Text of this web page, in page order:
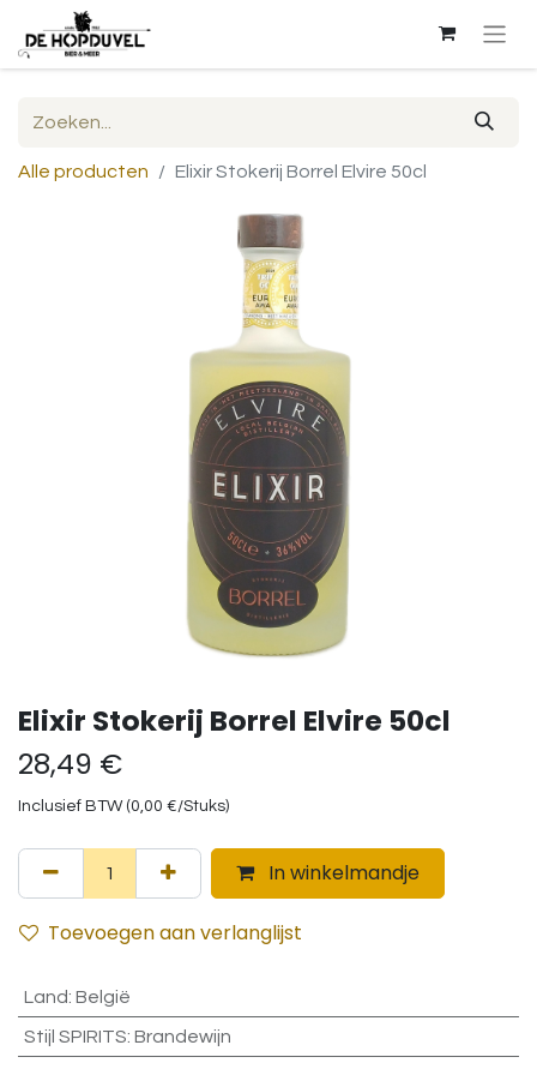
Alle producten Elixir Stokerij Borrel Elvire 50cl
Elixir Stokerij Borrel Elvire 50cl
28,49 €
Inclusief BTW (0,00 €/Stuks)
In winkelmandje
Toevoegen aan verlanglijst
Land: België
Stijl SPIRITS: Brandewijn